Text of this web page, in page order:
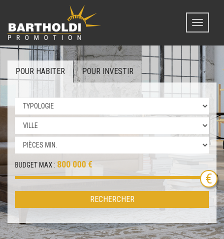
Toggle
POUR HABITER POUR INVESTIR
BUDGET MAX : 800 000 €
RECHERCHER